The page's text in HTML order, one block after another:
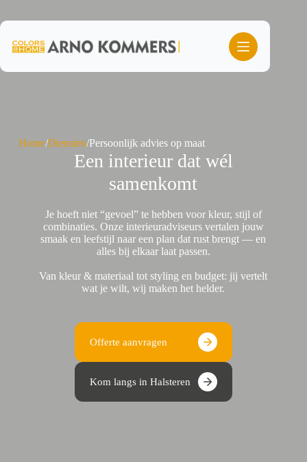
de
inhoud
Home/Diensten/Persoonlijk advies op maat
Een interieur dat wél
samenkomt
Je hoeft niet “gevoel” te hebben voor kleur, stijl of
combinaties. Onze interieuradviseurs vertalen jouw
smaak en leefstijl naar een plan dat rust brengt — en
alles bij elkaar laat passen.
Van kleur & materiaal tot styling en budget: jij vertelt
wat je wilt, wij maken het helder.
Offerte aanvragen
Kom langs in Halsteren